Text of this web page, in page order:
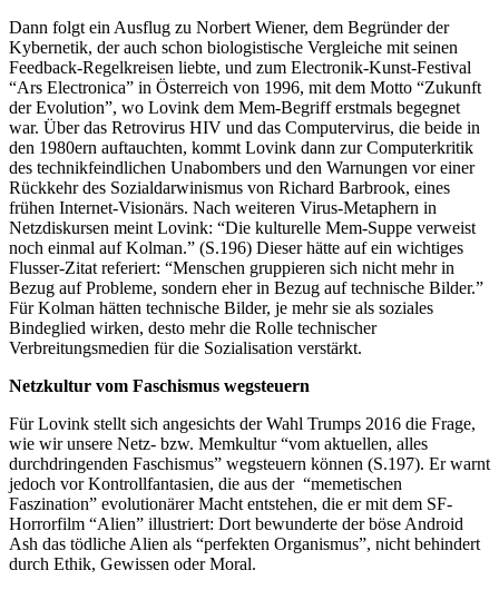
Dann folgt ein Ausflug zu Norbert Wiener, dem Begründer der
Kybernetik, der auch schon biologistische Vergleiche mit seinen
Feedback-Regelkreisen liebte, und zum Electronik-Kunst-Festival
“Ars Electronica” in Österreich von 1996, mit dem Motto “Zukunft
der Evolution”, wo Lovink dem Mem-Begriff erstmals begegnet
war. Über das Retrovirus HIV und das Computervirus, die beide in
den 1980ern auftauchten, kommt Lovink dann zur Computerkritik
des technikfeindlichen Unabombers und den Warnungen vor einer
Rückkehr des Sozialdarwinismus von Richard Barbrook, eines
frühen Internet-Visionärs. Nach weiteren Virus-Metaphern in
Netzdiskursen meint Lovink: “Die kulturelle Mem-Suppe verweist
noch einmal auf Kolman.” (S.196) Dieser hätte auf ein wichtiges
Flusser-Zitat referiert: “Menschen gruppieren sich nicht mehr in
Bezug auf Probleme, sondern eher in Bezug auf technische Bilder.”
Für Kolman hätten technische Bilder, je mehr sie als soziales
Bindeglied wirken, desto mehr die Rolle technischer
Verbreitungsmedien für die Sozialisation verstärkt.
Netzkultur vom Faschismus wegsteuern
Für Lovink stellt sich angesichts der Wahl Trumps 2016 die Frage,
wie wir unsere Netz- bzw. Memkultur “vom aktuellen, alles
durchdringenden Faschismus” wegsteuern können (S.197). Er warnt
jedoch vor Kontrollfantasien, die aus der “memetischen
Faszination” evolutionärer Macht entstehen, die er mit dem SF-
Horrorfilm “Alien” illustriert: Dort bewunderte der böse Android
Ash das tödliche Alien als “perfekten Organismus”, nicht behindert
durch Ethik, Gewissen oder Moral.